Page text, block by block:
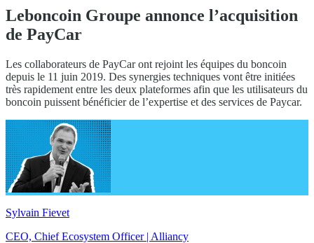
Leboncoin Groupe annonce l’acquisition
de PayCar
Les collaborateurs de PayCar ont rejoint les équipes du boncoin
depuis le 11 juin 2019. Des synergies techniques vont être initiées
très rapidement entre les deux plateformes afin que les utilisateurs du
boncoin puissent bénéficier de l’expertise et des services de Paycar.
Sylvain Fievet
CEO, Chief Ecosystem Officer | Alliancy